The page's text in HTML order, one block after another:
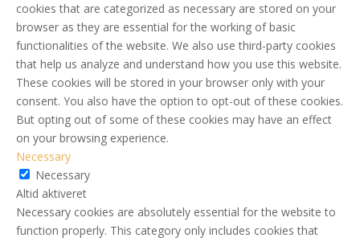
cookies that are categorized as necessary are stored on your
browser as they are essential for the working of basic
functionalities of the website. We also use third-party cookies
that help us analyze and understand how you use this website.
These cookies will be stored in your browser only with your
consent. You also have the option to opt-out of these cookies.
But opting out of some of these cookies may have an effect
on your browsing experience.
Necessary
Necessary
Altid aktiveret
Necessary cookies are absolutely essential for the website to
function properly. This category only includes cookies that